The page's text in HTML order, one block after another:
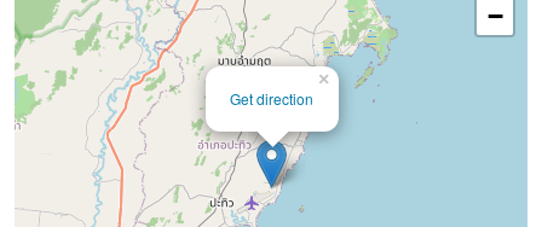
Get direction
×
−